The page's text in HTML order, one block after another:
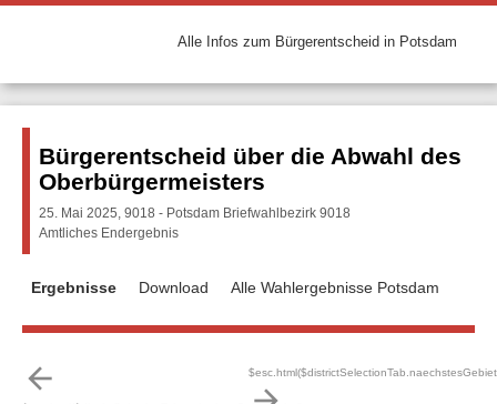
Alle Infos zum Bürgerentscheid in Potsdam
Bürgerentscheid über die Abwahl des
Oberbürgermeisters
25. Mai 2025, 9018 - Potsdam Briefwahlbezirk 9018
Amtliches Endergebnis
Ergebnisse Download Alle Wahlergebnisse Potsdam
arrow_back